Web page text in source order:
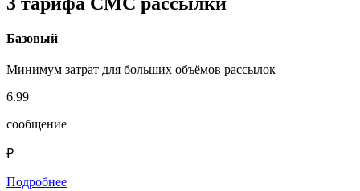
Базовый
Минимум затрат для больших объёмов рассылок
6.99
сообщение
₽
Подробнее